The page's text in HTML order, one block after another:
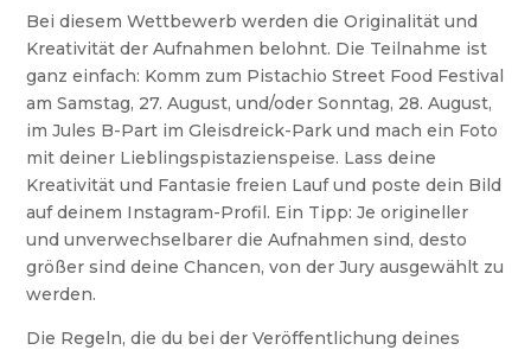
Bei diesem Wettbewerb werden die Originalität und
Kreativität der Aufnahmen belohnt. Die Teilnahme ist
ganz einfach: Komm zum Pistachio Street Food Festival
am Samstag, 27. August, und/oder Sonntag, 28. August,
im Jules B-Part im Gleisdreick-Park und mach ein Foto
mit deiner Lieblingspistazienspeise. Lass deine
Kreativität und Fantasie freien Lauf und poste dein Bild
auf deinem Instagram-Profil. Ein Tipp: Je origineller
und unverwechselbarer die Aufnahmen sind, desto
größer sind deine Chancen, von der Jury ausgewählt zu
werden.
Die Regeln, die du bei der Veröffentlichung deines